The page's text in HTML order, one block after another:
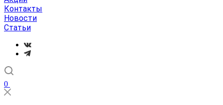
Контакты
Новости
Статьи
0